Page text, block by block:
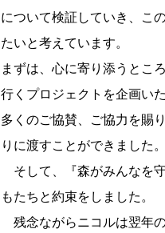
について検証していき、こ
たいと考えています。
まずは、心に寄り添うとこ
行くプロジェクトを企画いた
多くのご協賛、ご協力を賜
りに渡すことができました。
そして、『森がみんなを
もたちと約束をしました。
残念ながらニコルは翌年